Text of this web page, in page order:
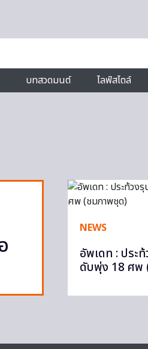
บทสวดมนต์ ไลฟ์สไตล์
NEWS
อัพเดท : ประ
ดับพุ่ง 18 ศพ